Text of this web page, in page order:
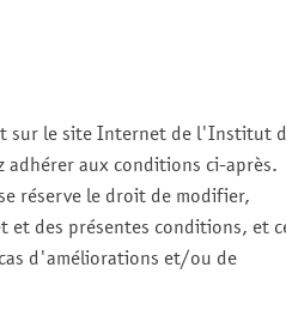
sur le site Internet de l'Institut
adhérer aux conditions ci-après.
réserve le droit de modifier,
des présentes conditions, et
d'améliorations et/ou de